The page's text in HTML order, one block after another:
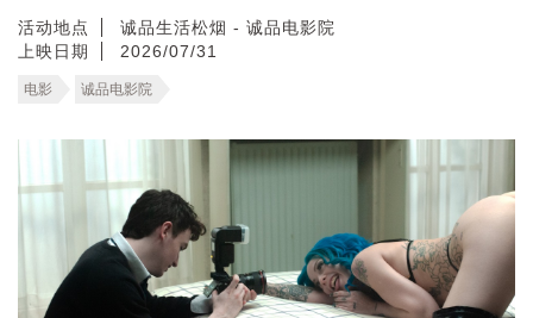
活动地点
诚品生活松烟 - 诚品电影院
上映日期
2026/07/31
电影 诚品电影院